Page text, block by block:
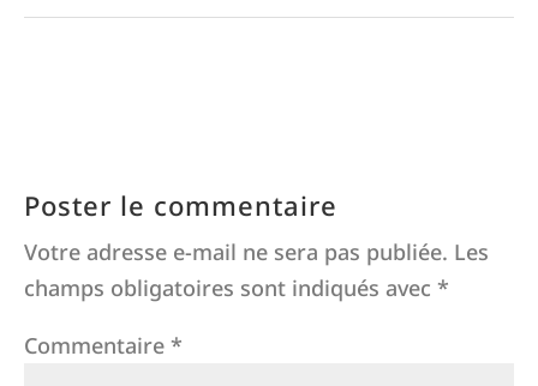
Poster le commentaire
Votre adresse e-mail ne sera pas publiée. Les
champs obligatoires sont indiqués avec *
Commentaire *